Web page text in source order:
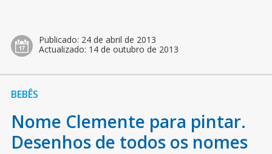
Publicado: 24 de abril de 2013
Actualizado: 14 de outubro de 2013
BEBÊS
Nome Clemente para pintar.
Desenhos de todos os nomes